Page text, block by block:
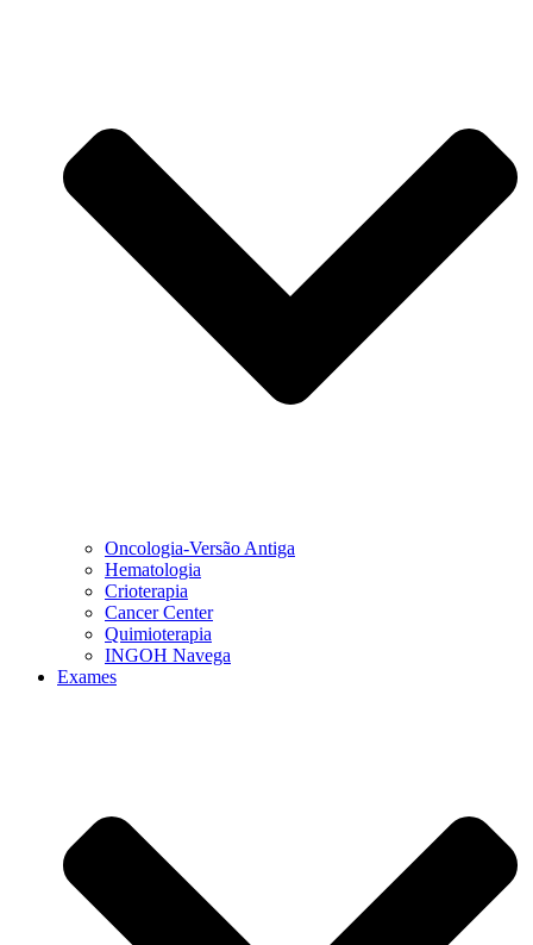
Oncologia-Versão Antiga
Hematologia
Crioterapia
Cancer Center
Quimioterapia
INGOH Navega
Exames